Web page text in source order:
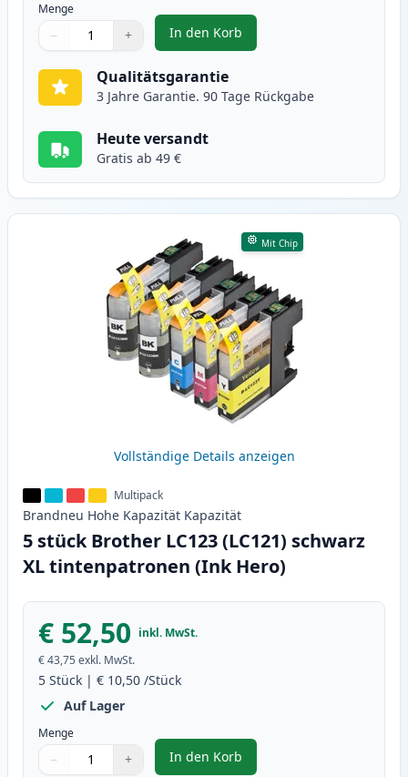
Menge
Verwenden Sie die Tasten, um anzupassen
− +
1
In den Korb
, 5 stück Brother LC127 &
Qualitätsgarantie
3 Jahre Garantie. 90 Tage Rückgabe
Heute versandt
Gratis ab 49 €
Mit Chip
Vollständige Details anzeigen
Multipack
Brandneu Hohe Kapazität Kapazität
5 stück Brother LC123 (LC121) schwarz
XL tintenpatronen (Ink Hero)
€ 52,50 inkl. MwSt.
€ 43,75 exkl. MwSt.
5 Stück | € 10,50 /Stück
Auf Lager
Menge
Verwenden Sie die Tasten, um anzupassen
− +
1
In den Korb
, 5 stück Brother LC123 (LC121)